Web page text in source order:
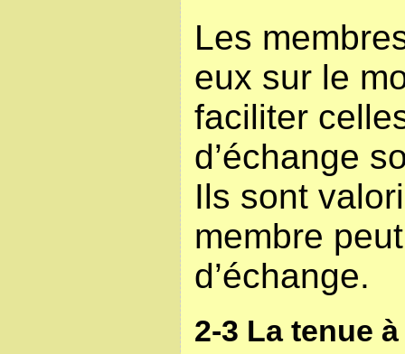
Les
eux sur le
faciliter
d’échange
Ils sont
membre
d’échange.
2-3 La tenue